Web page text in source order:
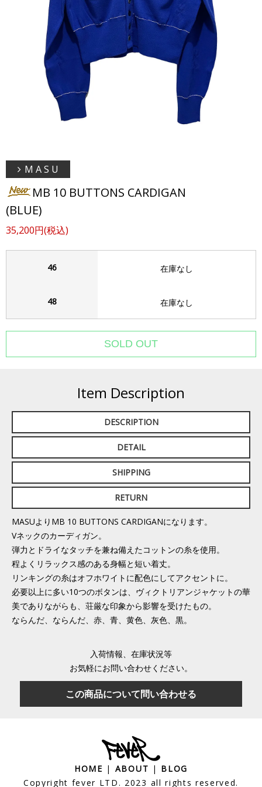
M A S U
MB 10 BUTTONS CARDIGAN
(BLUE)
35,200円(税込)
46 在庫なし
48 在庫なし
Item Description
DESCRIPTION
DETAIL
SHIPPING
RETURN
MASUよりMB 10 BUTTONS CARDIGANになります。
Vネックのカーディガン。
弾力とドライなタッチを兼ね備えたコットンの糸を使用。
程よくリラックス感のある身幅と短い着丈。
リンキングの糸はオフホワイトに配色にしてアクセントに。
必要以上に多い10つのボタンは、ヴィクトリアンジャケットの華
美でありながらも、荘厳な印象から影響を受けたもの。
ならんだ、ならんだ、赤、青、黄色、灰色、黒。
入荷情報、在庫状況等
お気軽にお問い合わせください。
この商品について問い合わせる
HOME | ABOUT | BLOG
Copyright fever LTD. 2023 all rights reserved.